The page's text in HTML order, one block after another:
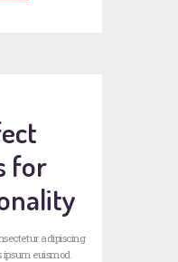
for
adipiscing
ipsum euismod